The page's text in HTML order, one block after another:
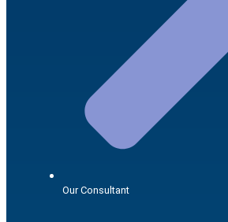
Our Consultant